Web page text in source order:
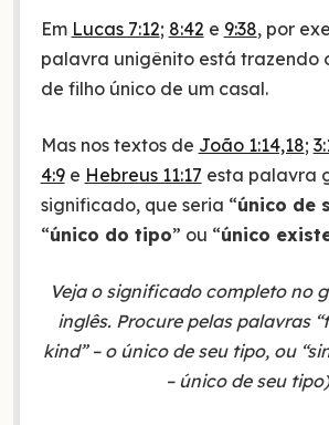
Em Lucas 7:12; 8:42 e 9:38, por
palavra unigênito está trazendo
de filho único de um casal.
Mas nos textos de João 1:14,18;
4:9e Hebreus 11:17 esta palavra
significado, que seria “único de
“único do tipo” ou “único
Veja o significado completo no
inglês. Procure pelas palavras
kind” – o único de seu tipo, ou
– único de seu tipo)